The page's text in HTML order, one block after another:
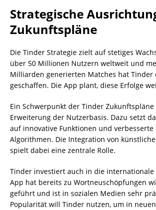
Strategische
Zukunftspläne
Die Tinder Strategie zielt auf stetiges
über 50 Millionen Nutzern weltweit und
Milliarden generierten Matches hat Tinder
geschaffen. Die App plant, diese Erfolge
Ein Schwerpunkt der Tinder
Erweiterung der Nutzerbasis. Dazu setzt
auf innovative Funktionen und verbesserte
Algorithmen. Die Integration von
spielt dabei eine zentrale Rolle.
Tinder investiert auch in die internationale
App hat bereits zu Wortneuschöpfungen
geführt und ist in sozialen Medien sehr
Popularität will Tinder nutzen, um in